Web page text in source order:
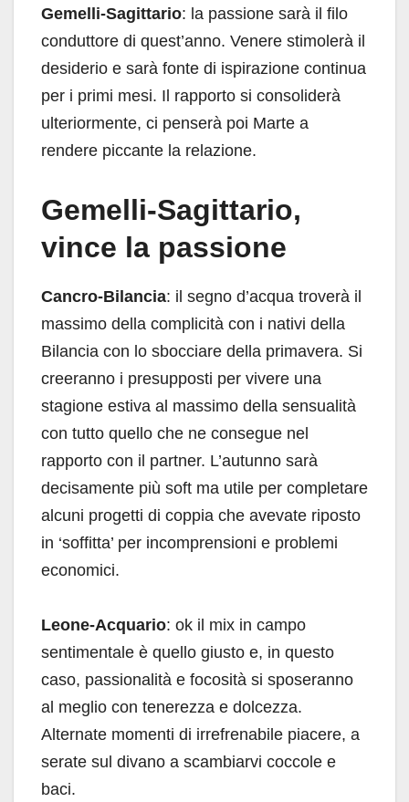
Gemelli-Sagittario: la passione sarà il filo
conduttore di quest’anno. Venere stimolerà il
desiderio e sarà fonte di ispirazione continua
per i primi mesi. Il rapporto si consoliderà
ulteriormente, ci penserà poi Marte a
rendere piccante la relazione.
Gemelli-Sagittario,
vince la passione
Cancro-Bilancia: il segno d’acqua troverà il
massimo della complicità con i nativi della
Bilancia con lo sbocciare della primavera. Si
creeranno i presupposti per vivere una
stagione estiva al massimo della sensualità
con tutto quello che ne consegue nel
rapporto con il partner. L’autunno sarà
decisamente più soft ma utile per completare
alcuni progetti di coppia che avevate riposto
in ‘soffitta’ per incomprensioni e problemi
economici.
Leone-Acquario: ok il mix in campo
sentimentale è quello giusto e, in questo
caso, passionalità e focosità si sposeranno
al meglio con tenerezza e dolcezza.
Alternate momenti di irrefrenabile piacere, a
serate sul divano a scambiarvi coccole e
baci.